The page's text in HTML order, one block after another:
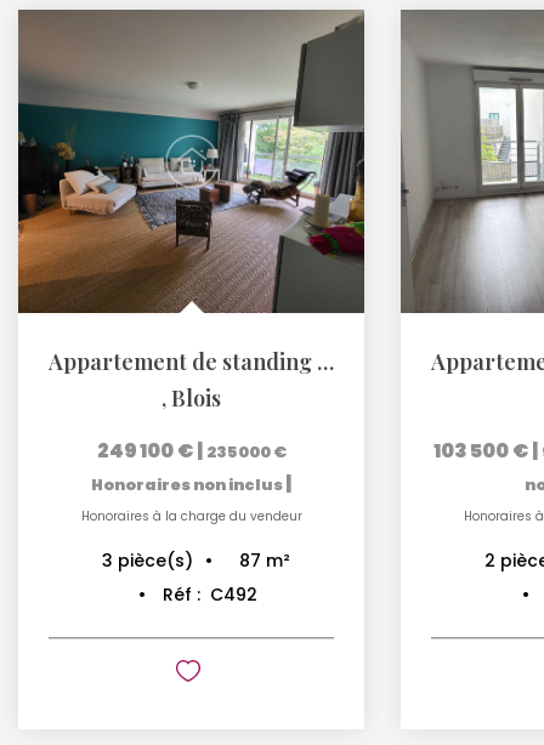
Appartement de standing avec terrasse plein sud
,Blois
249 100 €| 235 000 €
Honoraires non inclus|
Honoraires à la charge du vendeur
3 pièce(s) 87 m²
Réf : C492
103 500 €|
Honoraires
2